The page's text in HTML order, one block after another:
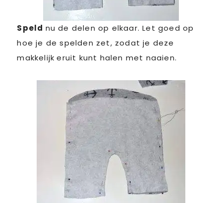
Speld nu de delen op elkaar. Let goed op
hoe je de spelden zet, zodat je deze
makkelijk eruit kunt halen met naaien.